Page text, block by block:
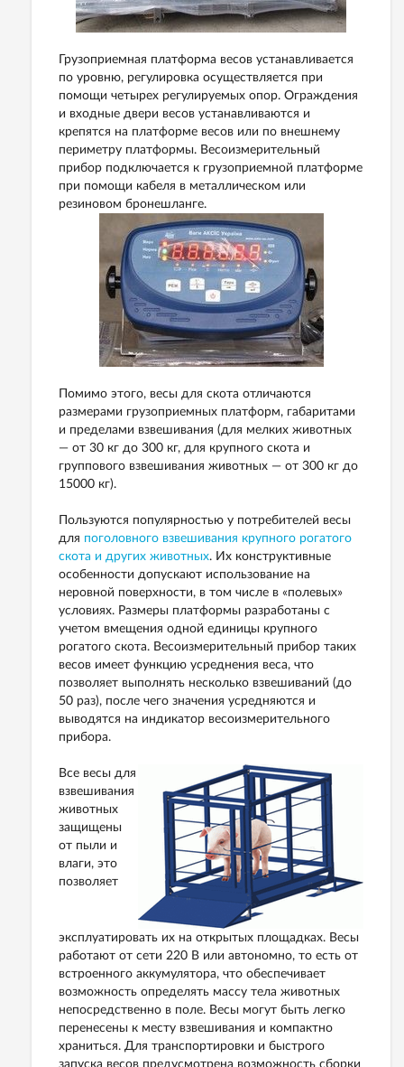
Грузоприемная платформа весов устанавливается
по уровню, регулировка осуществляется при
помощи четырех регулируемых опор. Ограждения
и входные двери весов устанавливаются и
крепятся на платформе весов или по внешнему
периметру платформы. Весоизмерительный
прибор подключается к грузоприемной платформе
при помощи кабеля в металлическом или
резиновом бронешланге.
Помимо этого, весы для скота отличаются
размерами грузоприемных платформ, габаритами
и пределами взвешивания (для мелких животных
— от 30 кг до 300 кг, для крупного скота и
группового взвешивания животных — от 300 кг до
15000 кг).
Пользуются популярностью у потребителей весы
для поголовного взвешивания крупного рогатого
скота и других животных. Их конструктивные
особенности допускают использование на
неровной поверхности, в том числе в «полевых»
условиях. Размеры платформы разработаны с
учетом вмещения одной единицы крупного
рогатого скота. Весоизмерительный прибор таких
весов имеет функцию усреднения веса, что
позволяет выполнять несколько взвешиваний (до
50 раз), после чего значения усредняются и
выводятся на индикатор весоизмерительного
прибора.
Все весы для
взвешивания
животных
защищены
от пыли и
влаги, это
позволяет
эксплуатировать их на открытых площадках. Весы
работают от сети 220 В или автономно, то есть от
встроенного аккумулятора, что обеспечивает
возможность определять массу тела животных
непосредственно в поле. Весы могут быть легко
перенесены к месту взвешивания и компактно
храниться. Для транспортировки и быстрого
запуска весов предусмотрена возможность сборки